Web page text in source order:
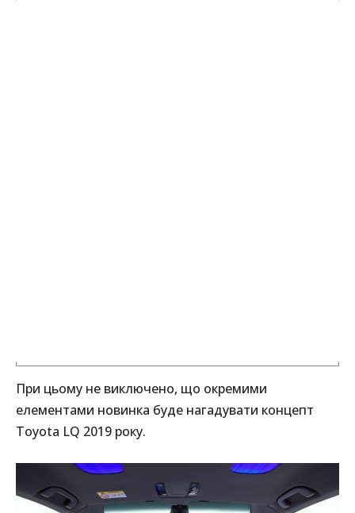
При цьому не виключено, що окремими
елементами новинка буде нагадувати концепт
Toyota LQ 2019 року.